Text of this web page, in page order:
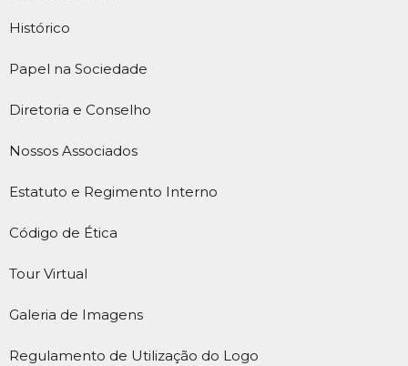
Histórico
Papel na Sociedade
Diretoria e Conselho
Nossos Associados
Estatuto e Regimento Interno
Código de Ética
Tour Virtual
Galeria de Imagens
Regulamento de Utilização do Logo